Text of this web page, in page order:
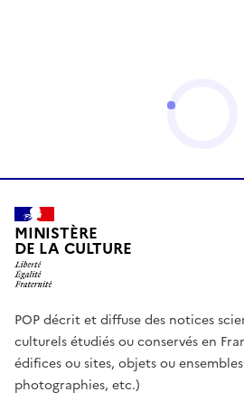
MINISTÈRE
DE LA CULTURE
POP décrit et diffuse des notices
culturels étudiés ou conservés en
édifices ou sites, objets ou
photographies, etc.)